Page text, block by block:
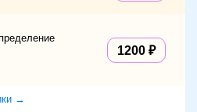
1200
→